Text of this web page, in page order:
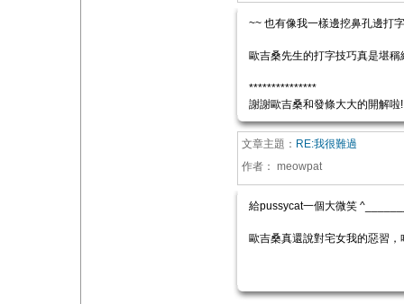
~~ 也有像我一樣邊挖鼻孔邊打
歐吉桑先生的打字技巧真是堪稱
***************
謝謝歐吉桑和發條大大的開解啦!
文章主題： RE:我很難過
作者： meowpat
給pussycat一個大微笑
歐吉桑真還說對宅女我的惡習，